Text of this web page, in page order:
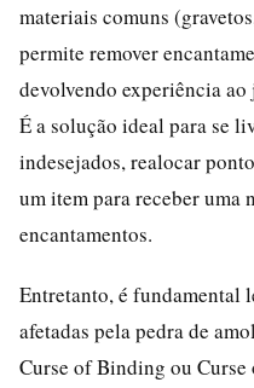
materiais comuns
permite remover
devolvendo experiência
É a solução ideal para se
indesejados, realocar
um item para receber uma
encantamentos.
Entretanto, é fundamental
afetadas pela pedra de
Curse of Binding ou